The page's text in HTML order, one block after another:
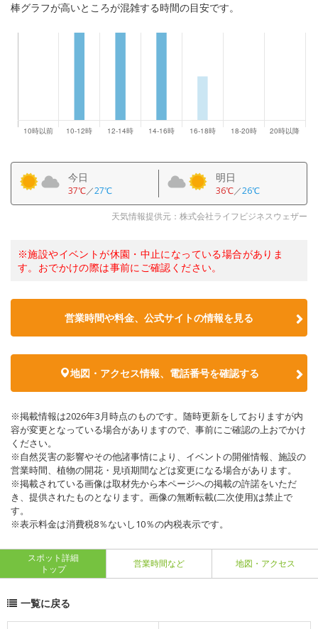
棒グラフが高いところが混雑する時間の目安です。
今日
37℃／27℃
明日
36℃／26℃
天気情報提供元：株式会社ライフビジネスウェザー
※施設やイベントが休園・中止になっている場合がありま
す。おでかけの際は事前にご確認ください。
営業時間や料金、公式サイトの情報を見る
地図・アクセス情報、電話番号を確認する
※掲載情報は2026年3月時点のものです。随時更新をしておりますが内
容が変更となっている場合がありますので、事前にご確認の上おでかけ
ください。
※自然災害の影響やその他諸事情により、イベントの開催情報、施設の
営業時間、植物の開花・見頃期間などは変更になる場合があります。
※掲載されている画像は取材先から本ページへの掲載の許諾をいただ
き、提供されたものとなります。画像の無断転載(二次使用)は禁止で
す。
※表示料金は消費税8％ないし10％の内税表示です。
スポット詳細
トップ
営業時間など 地図・アクセス
一覧に戻る